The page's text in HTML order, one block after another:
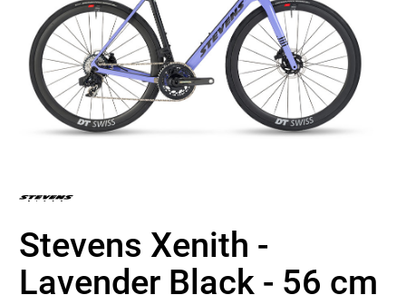
Stevens Xenith -
Lavender Black - 56 cm